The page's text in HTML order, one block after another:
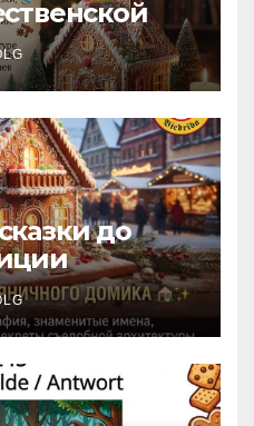
немецкий
до